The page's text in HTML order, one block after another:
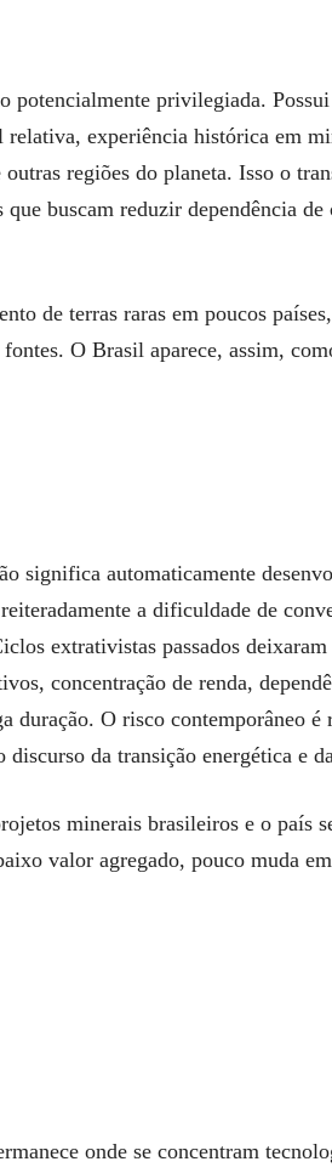
potencialmente privilegiada.
experiência histórica em
regiões do planeta. Isso o
buscam reduzir dependência de
de terras raras em poucos
O Brasil aparece, assim,
significa automaticamente
a dificuldade de
extrativistas passados
concentração de renda,
duração. O risco contemporâneo é
da transição energética e
minerais brasileiros e o país
valor agregado, pouco muda
onde se concentram